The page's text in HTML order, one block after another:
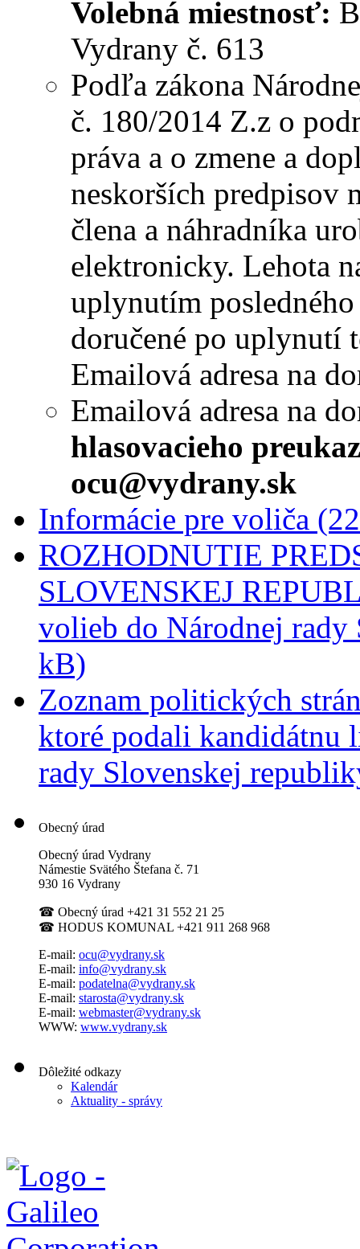
Volebná miestnosť:
Vydrany č. 613
Podľa zákona
č. 180/2014 Z.z o
práva a o zmene a
neskorších predpisov
člena a náhradníka
elektronicky. Lehota
uplynutím
doručené po uplynutí
Emailová adresa na
Emailová adresa na
hlasovacieho
ocu@vydrany.sk
Informácie pre voliča
ROZHODNUTIE
SLOVENSKEJ
volieb do Národnej
kB)
Zoznam politických
ktoré podali kandidátnu
rady Slovenskej
Obecný úrad
Obecný úrad Vydrany
Námestie Svätého Štefana č. 71
930 16 Vydrany
☎ Obecný úrad +421 31 552 21 25
☎ HODUS KOMUNAL +421 911 268 968
E-mail: ocu@vydrany.sk
E-mail: info@vydrany.sk
E-mail: podatelna@vydrany.sk
E-mail: starosta@vydrany.sk
E-mail: webmaster@vydrany.sk
WWW: www.vydrany.sk
Dôležité odkazy
Kalendár
Aktuality - správy